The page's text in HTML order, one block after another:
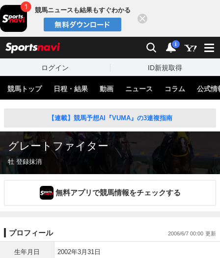
競馬ニュースも結果もすぐわかる
検索 通知
i
ログイン ID新規取得
競馬トップ 日程・結果 動画 ニュース コラム 公式情
【連載】競馬予想AI『VUMA』の3連複指南
グレートファイター
牡 登録抹消
無料アプリで競馬情報をチェックする
プロフィール 2006/6/7 00:00
生年月日 2002年3月31日